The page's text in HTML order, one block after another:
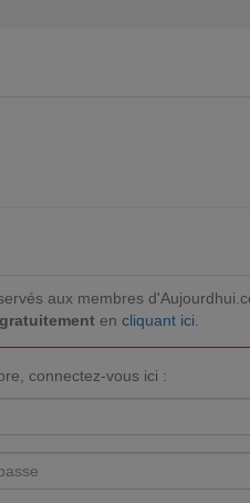
aux membres
en cliquant ici
connectez-vous ici :